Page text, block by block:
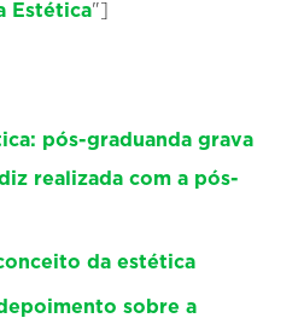
Estética"]
pós-graduanda grava
realizada com a pós-
da estética
sobre a